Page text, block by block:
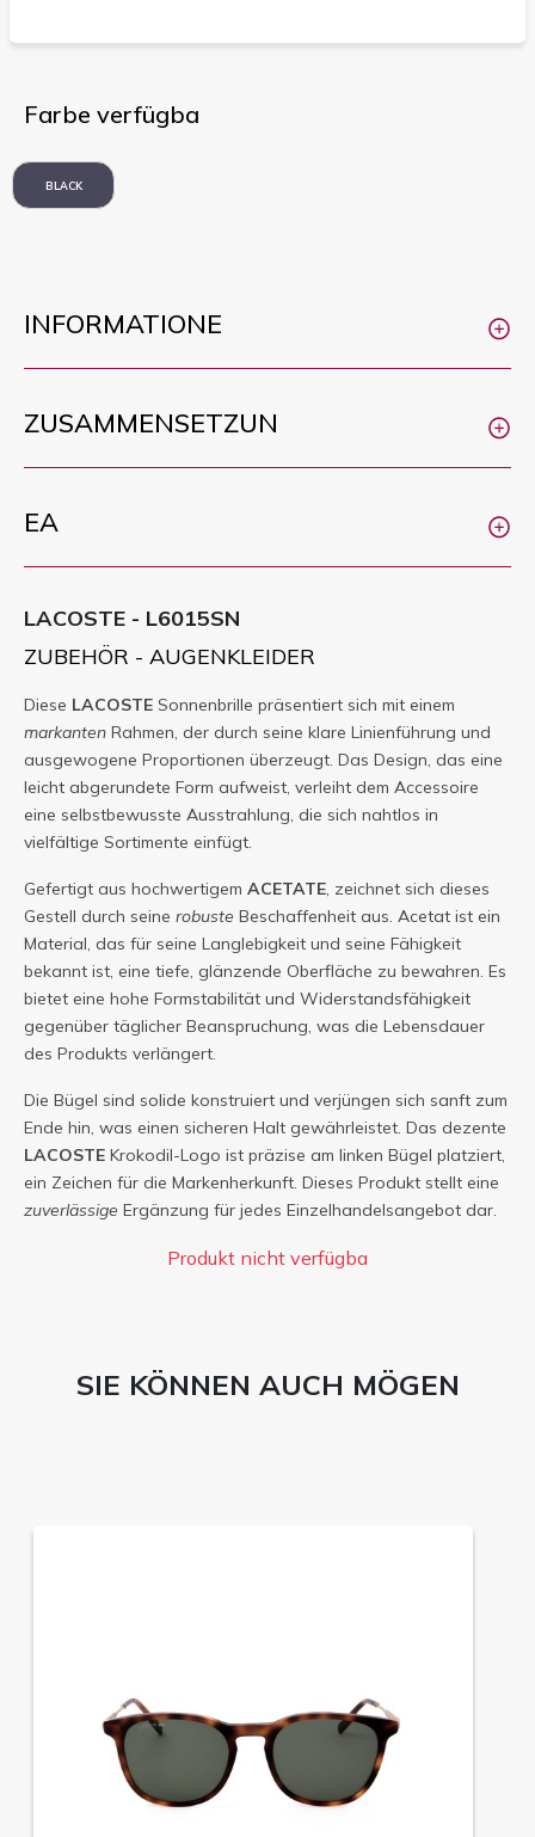
Farbe verfügba
BLACK
INFORMATIONE
ZUSAMMENSETZUN
EA
LACOSTE - L6015SN
ZUBEHÖR - AUGENKLEIDER
Diese LACOSTE Sonnenbrille präsentiert sich mit einem
markanten Rahmen, der durch seine klare Linienführung und
ausgewogene Proportionen überzeugt. Das Design, das eine
leicht abgerundete Form aufweist, verleiht dem Accessoire
eine selbstbewusste Ausstrahlung, die sich nahtlos in
vielfältige Sortimente einfügt.
Gefertigt aus hochwertigem ACETATE, zeichnet sich dieses
Gestell durch seine robuste Beschaffenheit aus. Acetat ist ein
Material, das für seine Langlebigkeit und seine Fähigkeit
bekannt ist, eine tiefe, glänzende Oberfläche zu bewahren. Es
bietet eine hohe Formstabilität und Widerstandsfähigkeit
gegenüber täglicher Beanspruchung, was die Lebensdauer
des Produkts verlängert.
Die Bügel sind solide konstruiert und verjüngen sich sanft zum
Ende hin, was einen sicheren Halt gewährleistet. Das dezente
LACOSTE Krokodil-Logo ist präzise am linken Bügel platziert,
ein Zeichen für die Markenherkunft. Dieses Produkt stellt eine
zuverlässige Ergänzung für jedes Einzelhandelsangebot dar.
Produkt nicht verfügba
SIE KÖNNEN AUCH MÖGEN